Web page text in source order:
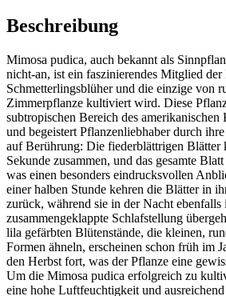
Beschreibung
Mimosa pudica, auch bekannt als
nicht-an, ist ein faszinierendes Mitglied der
Schmetterlingsblüher und die einzige von
Zimmerpflanze kultiviert wird. Diese
subtropischen Bereich des amerikanischen
und begeistert Pflanzenliebhaber durch
auf Berührung: Die fiederblättrigen Blätter
Sekunde zusammen, und das gesamte
was einen besonders eindrucksvollen
einer halben Stunde kehren die Blätter in
zurück, während sie in der Nacht ebenfalls
zusammengeklappte Schlafstellung
lila gefärbten Blütenstände, die kleinen,
Formen ähneln, erscheinen schon früh im
den Herbst fort, was der Pflanze eine
Um die Mimosa pudica erfolgreich zu
eine hohe Luftfeuchtigkeit und